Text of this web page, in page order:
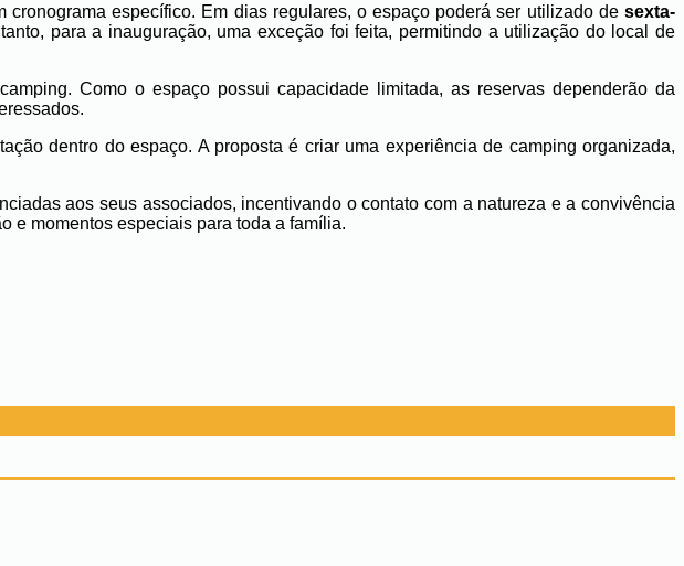
específico. Em dias regulares, o espaço poderá ser utilizado de sexta-
para a inauguração, uma exceção foi feita, permitindo a utilização do local de
Como o espaço possui capacidade limitada, as reservas dependerão da
dentro do espaço. A proposta é criar uma experiência de camping organizada,
aos seus associados, incentivando o contato com a natureza e a convivência
e momentos especiais para toda a família.